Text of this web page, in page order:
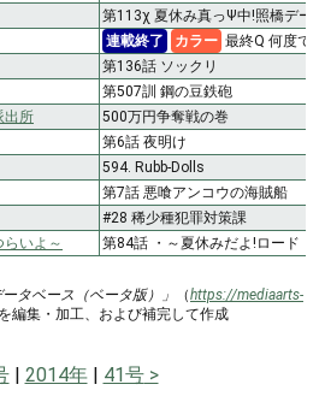
第113χ 夏休み真っΨ中!照橋デー
連載終了 カラー 最終Q 何度でも
第136話 ソックリ
第507訓 鋼の豆鉄砲
出所
500万円争奪戦の巻
第6話 夜明け
594. Rubb-Dolls
第7話 悪喰アンコウの海賊船
#28 稀少種犯罪対策課
いよ～ 第84話 ・～夏休みだよ!ロード・
タベース（ベータ版）」 （https://mediaarts-
編集・加工、および補完して作成
2014年 41号